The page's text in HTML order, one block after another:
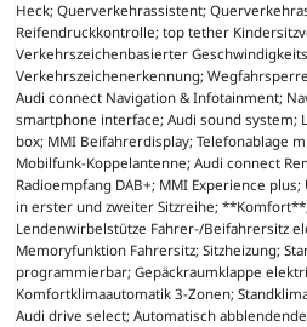
Heck; Querverkehrassistent;
Reifendruckkontrolle; top tether
Verkehrszeichenbasierter
Verkehrszeichenerkennung;
Audi connect Navigation & Infotainment;
smartphone interface; Audi sound system;
box; MMI Beifahrerdisplay; Telefonablage
Mobilfunk-Koppelantenne; Audi connect
Radioempfang DAB+; MMI Experience
in erster und zweiter Sitzreihe;
Lendenwirbelstütze Fahrer-/Beifahrersitz
Memoryfunktion Fahrersitz; Sitzheizung;
programmierbar; Gepäckraumklappe
Komfortklimaautomatik 3-Zonen;
Audi drive select; Automatisch